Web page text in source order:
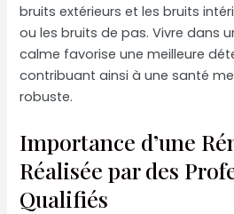
bruits extérieurs et les bruits
ou les bruits de pas. Vivre dans
calme favorise une meilleure
contribuant ainsi à une santé
robuste.
Importance d’une
Réalisée par des
Qualifiés